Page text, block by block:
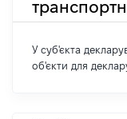
У суб'єкта
об'єкти для